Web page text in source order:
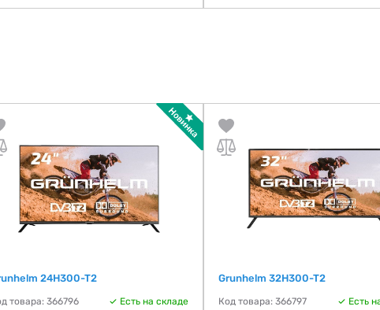
24H300-T2
товара: 366796 Есть на складе
Grunhelm 32H300-T2
Код товара: 366797 Есть